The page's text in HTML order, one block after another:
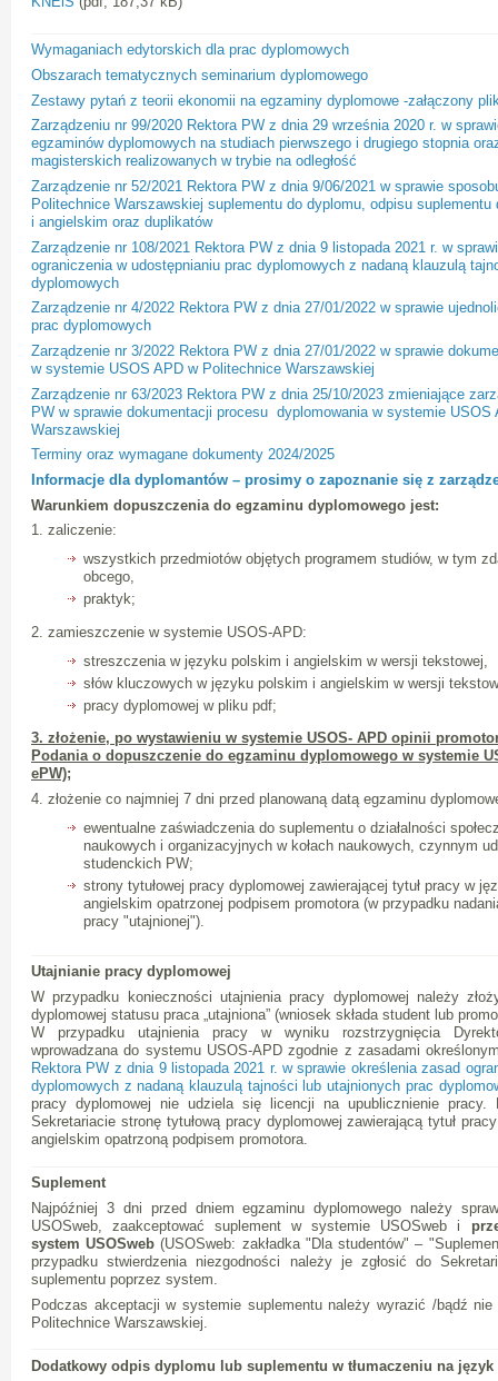
Wymaganiach edytorskich dla prac dyplomowych
Obszarach tematycznych seminarium dyplomowego
Zestawy pytań z teorii ekonomii na egzaminy dyplomowe -załączony
Zarządzeniu nr 99/2020 Rektora PW z dnia 29 września 2020 r. w
egzaminów dyplomowych na studiach pierwszego i drugiego stopnia
magisterskich realizowanych w trybie na odległość
Zarządzenie nr 52/2021 Rektora PW z dnia 9/06/2021 w sprawie
Politechnice Warszawskiej suplementu do dyplomu, odpisu
i angielskim oraz duplikatów
Zarządzenie nr 108/2021 Rektora PW z dnia 9 listopada 2021 r. w
ograniczenia w udostępnianiu prac dyplomowych z nadaną klauzulą
dyplomowych
Zarządzenie nr 4/2022 Rektora PW z dnia 27/01/2022 w sprawie
prac dyplomowych
Zarządzenie nr 3/2022 Rektora PW z dnia 27/01/2022 w sprawie
w systemie USOS APD w Politechnice Warszawskiej
Zarządzenie nr 63/2023 Rektora PW z dnia 25/10/2023 zmieniające
PW w sprawie dokumentacji procesu dyplomowania w systemie USOS
Warszawskiej
Terminy oraz wymagane dokumenty 2024/2025
Informacje dla dyplomantów – prosimy o zapoznanie się z
Warunkiem dopuszczenia do egzaminu dyplomowego jest:
1. zaliczenie:
wszystkich przedmiotów objętych programem studiów, w tym
obcego,
praktyk;
2. zamieszczenie w systemie USOS-APD:
streszczenia w języku polskim i angielskim w wersji tekstowej,
słów kluczowych w języku polskim i angielskim w wersji
pracy dyplomowej w pliku pdf;
3. złożenie, po wystawieniu w systemie USOS- APD opinii
Podania o dopuszczenie do egzaminu dyplomowego w systemie
ePW);
4. złożenie co najmniej 7 dni przed planowaną datą egzaminu
ewentualne zaświadczenia do suplementu o działalności
naukowych i organizacyjnych w kołach naukowych, czynnym
studenckich PW;
strony tytułowej pracy dyplomowej zawierającej tytuł pracy w
angielskim opatrzonej podpisem promotora (w przypadku
pracy "utajnionej").
Utajnianie pracy dyplomowej
W przypadku konieczności utajnienia pracy dyplomowej należy
dyplomowej statusu praca „utajniona” (wniosek składa student lub
W przypadku utajnienia pracy w wyniku rozstrzygnięcia
wprowadzana do systemu USOS-APD zgodnie z zasadami
Rektora PW z dnia 9 listopada 2021 r. w sprawie określenia zasad
dyplomowych z nadaną klauzulą tajności lub utajnionych prac
pracy dyplomowej nie udziela się licencji na upublicznienie pracy.
Sekretariacie stronę tytułową pracy dyplomowej zawierającą tytuł
angielskim opatrzoną podpisem promotora.
Suplement
Najpóźniej 3 dni przed dniem egzaminu dyplomowego należy
USOSweb, zaakceptować suplement w systemie USOSweb i
system USOSweb (USOSweb: zakładka "Dla studentów" –
przypadku stwierdzenia niezgodności należy je zgłosić do
suplementu poprzez system.
Podczas akceptacji w systemie suplementu należy wyrazić /bądź
Politechnice Warszawskiej.
Dodatkowy odpis dyplomu lub suplementu w tłumaczeniu na język